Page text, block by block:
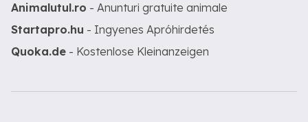
Animalutul.ro - Anunturi gratuite animale
Startapro.hu - Ingyenes Apróhirdetés
Quoka.de - Kostenlose Kleinanzeigen